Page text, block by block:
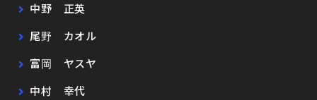
中野 正英
尾野 カオル
富岡 ヤスヤ
中村 幸代